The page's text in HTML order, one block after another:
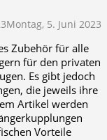
Montag, 5. Juni 2023
Zubehör für alle
für den privaten
Es gibt jedoch
die jeweils ihre
Artikel werden
Vorteile